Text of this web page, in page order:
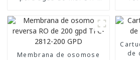
alto fluxo
Membrana de osomose
de